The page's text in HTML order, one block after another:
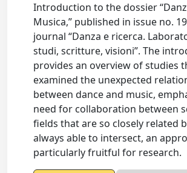
Introduction to the dossier
Musica,” published in issue no.
journal “Danza e ricerca.
studi, scritture, visioni”. The
provides an overview of studies
examined the unexpected
between dance and music,
need for collaboration between
fields that are so closely related
always able to intersect, an
particularly fruitful for research.